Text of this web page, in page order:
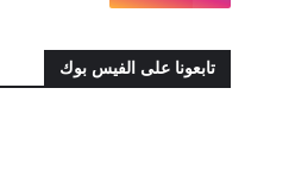
تابعونا على الفيس بوك